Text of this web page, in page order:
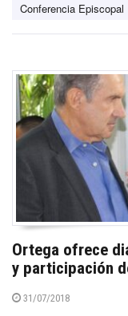
Conferencia Episcopal
Ortega ofrece
y participación
31/07/2018